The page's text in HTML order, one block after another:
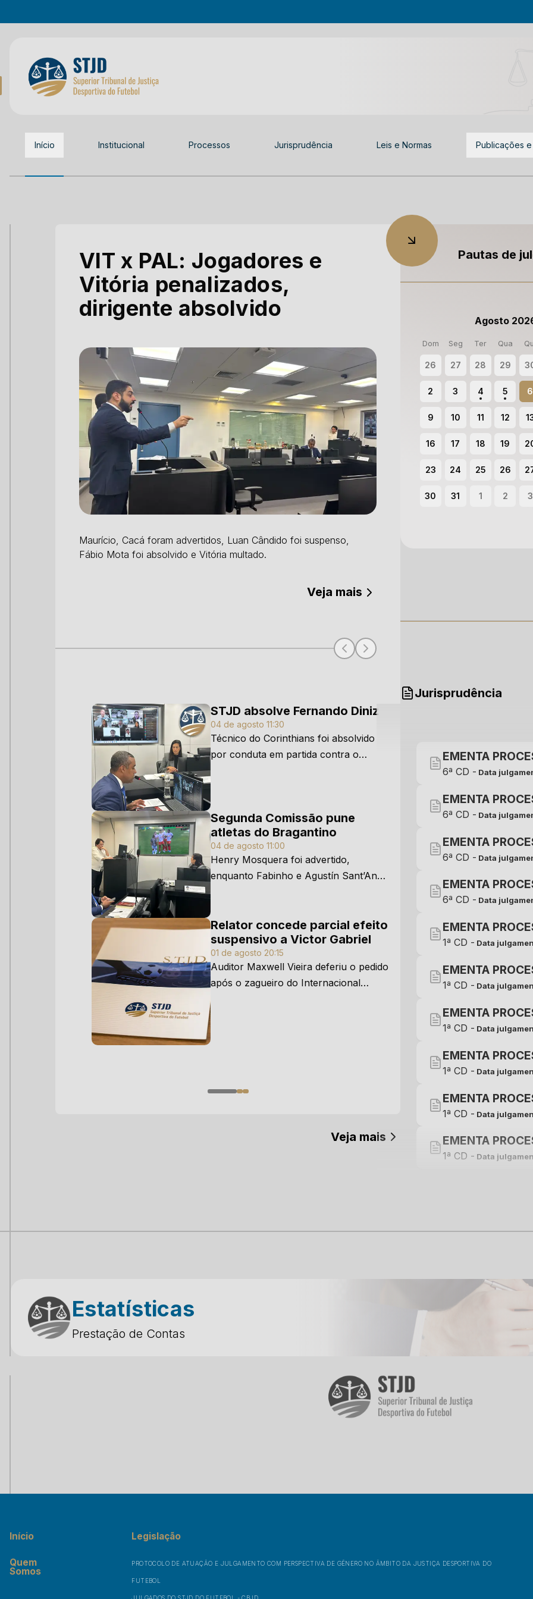
Início Institucional Processos Jurisprudência Leis e Normas Publicações
VIT x PAL: Jogadores e
Vitória penalizados,
dirigente absolvido
Maurício, Cacá foram advertidos, Luan Cândido foi suspenso,
Fábio Mota foi absolvido e Vitória multado.
Veja mais
STJD absolve Fernando Diniz
04 de agosto 11:30
Técnico do Corinthians foi absolvido
por conduta em partida contra o
Athletico Paranaense.
Segunda Comissão pune
atletas do Bragantino
04 de agosto 11:00
Henry Mosquera foi advertido,
enquanto Fabinho e Agustín Sant’Anna
foram suspensos por duas partidas,
contra o Fluminense.
Relator concede parcial efeito
suspensivo a Victor Gabriel
01 de agosto 20:15
Auditor Maxwell Vieira deferiu o pedido
após o zagueiro do Internacional
cumprir duas partidas ou 15 dias de
suspensão; recurso ainda será julgado
pelo Pleno do STJD.
Veja mais
Pautas de
Agosto
Dom Seg Ter Qua
26 27 28 29
2 3 4 5 6
9 10 11 12
16 17 18 19
23 24 25 26
30 31 1 2 3
Jurisprudência
EMENTA
6ª CD - Data
EMENTA
6ª CD - Data
EMENTA
6ª CD - Data
EMENTA
6ª CD - Data
EMENTA
1ª CD - Data
EMENTA
1ª CD - Data
EMENTA
1ª CD - Data
EMENTA
1ª CD - Data
EMENTA
1ª CD - Data
EMENTA
1ª CD - Data
Estatísticas
Prestação de Contas
Início
Quem
Somos
Legislação
PROTOCOLO DE ATUAÇÃO E JULGAMENTO COM PERSPECTIVA DE GÊNERO NO ÂMBITO DA JUSTIÇA DESPORTIVA DO
FUTEBOL